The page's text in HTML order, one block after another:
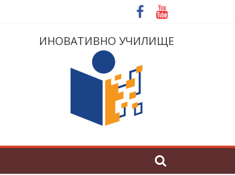
ИНОВАТИВНО УЧИЛИЩЕ